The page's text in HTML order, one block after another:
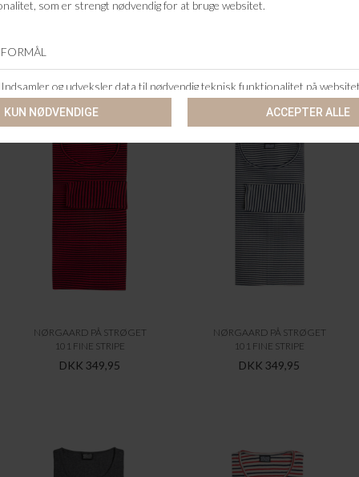
NØRGAARD PÅ STRØGET
101 FINE STRIPE
DKK 349,95
NØRGAARD PÅ STRØGET
101 FINE STRIPE
DKK 349,95